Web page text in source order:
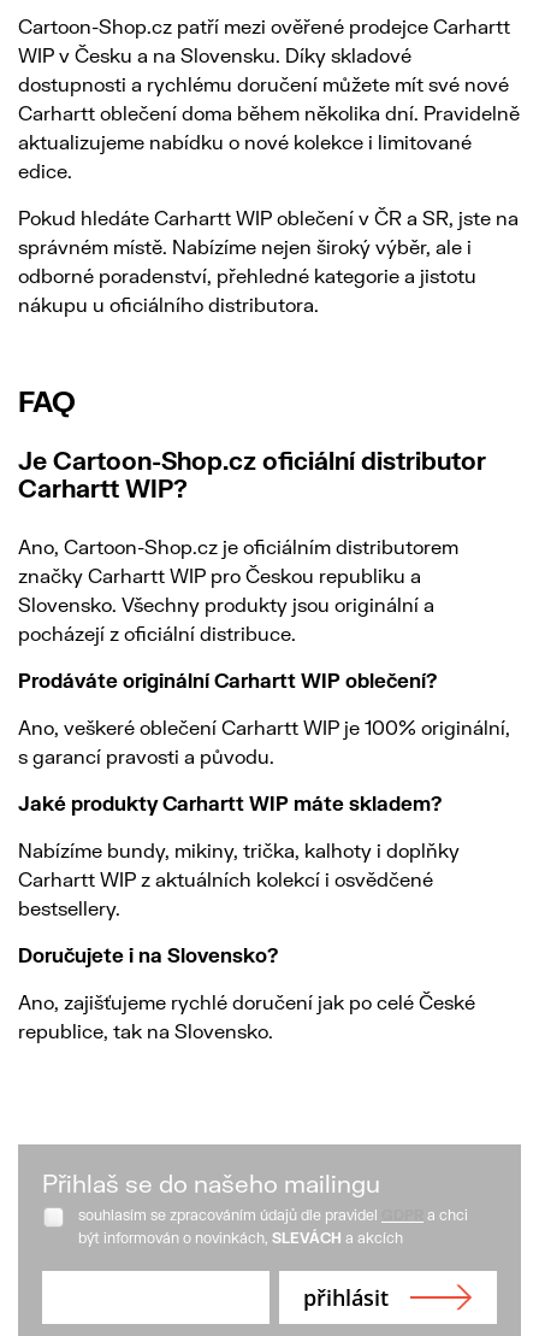
Cartoon-Shop.cz patří mezi ověřené prodejce Carhartt
WIP v Česku a na Slovensku. Díky skladové
dostupnosti a rychlému doručení můžete mít své nové
Carhartt oblečení doma během několika dní. Pravidelně
aktualizujeme nabídku o nové kolekce i limitované
edice.
Pokud hledáte Carhartt WIP oblečení v ČR a SR, jste na
správném místě. Nabízíme nejen široký výběr, ale i
odborné poradenství, přehledné kategorie a jistotu
nákupu u oficiálního distributora.
FAQ
Je Cartoon-Shop.cz oficiální distributor
Carhartt WIP?
Ano, Cartoon-Shop.cz je oficiálním distributorem
značky Carhartt WIP pro Českou republiku a
Slovensko. Všechny produkty jsou originální a
pocházejí z oficiální distribuce.
Prodáváte originální Carhartt WIP oblečení?
Ano, veškeré oblečení Carhartt WIP je 100% originální,
s garancí pravosti a původu.
Jaké produkty Carhartt WIP máte skladem?
Nabízíme bundy, mikiny, trička, kalhoty i doplňky
Carhartt WIP z aktuálních kolekcí i osvědčené
bestsellery.
Doručujete i na Slovensko?
Ano, zajišťujeme rychlé doručení jak po celé České
republice, tak na Slovensko.
Přihlaš se do našeho mailingu
souhlasím se zpracováním údajů dle pravidel
a chci
být informován o novinkách, SLEVÁCH a akcích